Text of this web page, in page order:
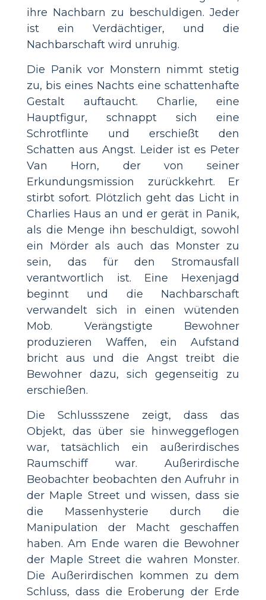
ihre Nachbarn zu beschuldigen. Jeder
ist ein Verdächtiger, und die
Nachbarschaft wird unruhig.
Die Panik vor Monstern nimmt stetig
zu, bis eines Nachts eine schattenhafte
Gestalt auftaucht. Charlie, eine
Hauptfigur, schnappt sich eine
Schrotflinte und erschießt den
Schatten aus Angst. Leider ist es Peter
Van Horn, der von seiner
Erkundungsmission zurückkehrt. Er
stirbt sofort. Plötzlich geht das Licht in
Charlies Haus an und er gerät in Panik,
als die Menge ihn beschuldigt, sowohl
ein Mörder als auch das Monster zu
sein, das für den Stromausfall
verantwortlich ist. Eine Hexenjagd
beginnt und die Nachbarschaft
verwandelt sich in einen wütenden
Mob. Verängstigte Bewohner
produzieren Waffen, ein Aufstand
bricht aus und die Angst treibt die
Bewohner dazu, sich gegenseitig zu
erschießen.
Die Schlussszene zeigt, dass das
Objekt, das über sie hinweggeflogen
war, tatsächlich ein außerirdisches
Raumschiff war. Außerirdische
Beobachter beobachten den Aufruhr in
der Maple Street und wissen, dass sie
die Massenhysterie durch die
Manipulation der Macht geschaffen
haben. Am Ende waren die Bewohner
der Maple Street die wahren Monster.
Die Außerirdischen kommen zu dem
Schluss, dass die Eroberung der Erde